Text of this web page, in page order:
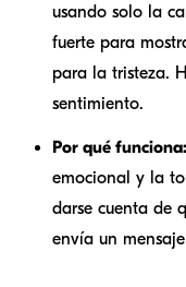
usando solo la
fuerte para
para la tristeza.
sentimiento.
Por qué funciona:
emocional y la
darse cuenta de
envía un